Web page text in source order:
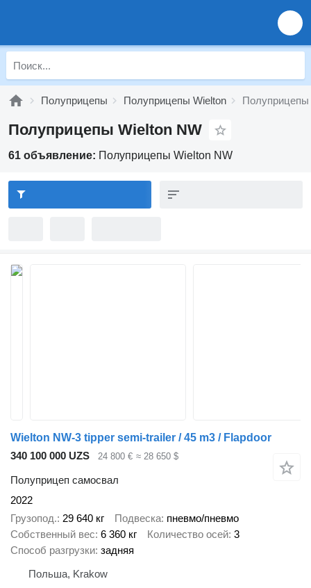
Полуприцепы Полуприцепы Wielton Полуприцепы
Полуприцепы Wielton NW
61 объявление: Полуприцепы Wielton NW
Wielton NW-3 tipper semi-trailer / 45 m3 / Flapdoor
340 100 000 UZS
24 800 € ≈ 28 650 $
Полуприцеп самосвал
2022
Грузопод. 29 640 кг Подвеска пневмо/пневмо
Собственный вес 6 360 кг Количество осей 3
Способ разгрузки задняя
Польша, Krakow